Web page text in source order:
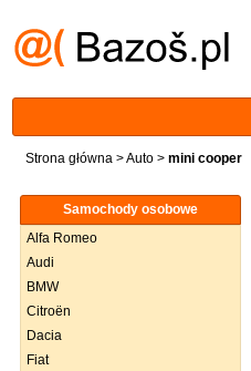
Strona główna >Auto > mini cooper
Samochody osobowe
Alfa Romeo
Audi
BMW
Citroën
Dacia
Fiat